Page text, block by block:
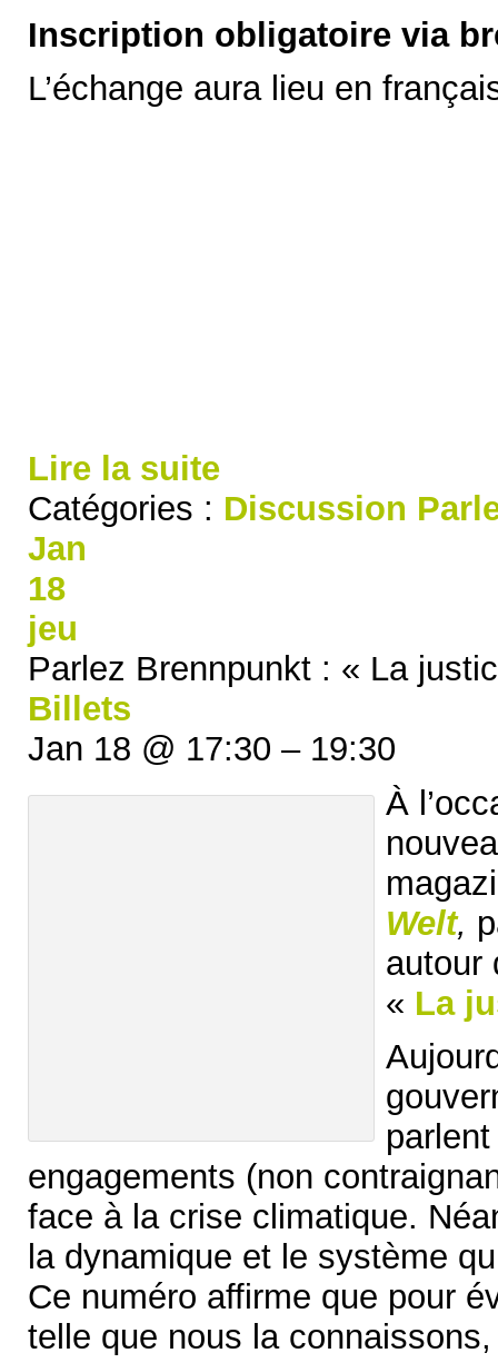
Inscription obligatoire via
L’échange aura lieu en
Lire la suite
Catégories : Discussion
Jan
18
jeu
Parlez Brennpunkt : « La
Billets
Jan 18 @ 17:30 – 19:30
À
Welt,
autour
« La
engagements (non
face à la crise climatique.
la dynamique et le système
Ce numéro affirme que pour
telle que nous la